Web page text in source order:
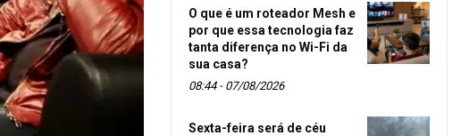
O que é um roteador Mesh e
por que essa tecnologia faz
tanta diferença no Wi-Fi da
sua casa?
08:44 - 07/08/2026
Sexta-feira será de céu